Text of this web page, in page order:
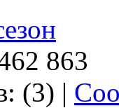
863
(3) |